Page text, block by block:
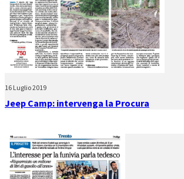
16 Luglio 2019
Jeep Camp: intervenga la Procura